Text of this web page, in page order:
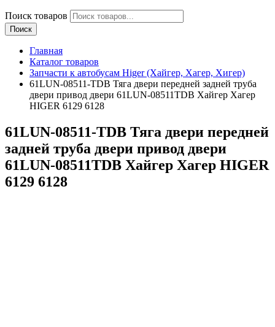
Поиск товаров
Поиск
Главная
Каталог товаров
Запчасти к автобусам Higer (Хайгер, Хагер, Хигер)
61LUN-08511-TDB Тяга двери передней задней труба
двери привод двери 61LUN-08511TDB Хайгер Хагер
HIGER 6129 6128
61LUN-08511-TDB Тяга двери передней
задней труба двери привод двери
61LUN-08511TDB Хайгер Хагер HIGER
6129 6128